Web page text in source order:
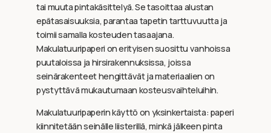
tai muuta pintakäsittelyä. Se tasoittaa alustan
epätasaisuuksia, parantaa tapetin tarttuvuutta ja
toimii samalla kosteuden tasaajana.
Makulatuuripaperi on erityisen suosittu vanhoissa
puutaloissa ja hirsirakennuksissa, joissa
seinärakenteet hengittävät ja materiaalien on
pystyttävä mukautumaan kosteusvaihteluihin.
Makulatuuripaperin käyttö on yksinkertaista: paperi
kiinnitetään seinälle liisterillä, minkä jälkeen pinta